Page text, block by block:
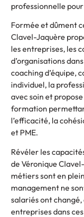
professionnelle
Formée et dûment
Clavel-Jaquère
les entreprises, les
d’organisations
coaching d’équipe,
individuel, la
avec soin et
formation
l’efficacité, la
et PME.
Révéler les
de Véronique
métiers sont en
management ne
salariés ont
entreprises dans